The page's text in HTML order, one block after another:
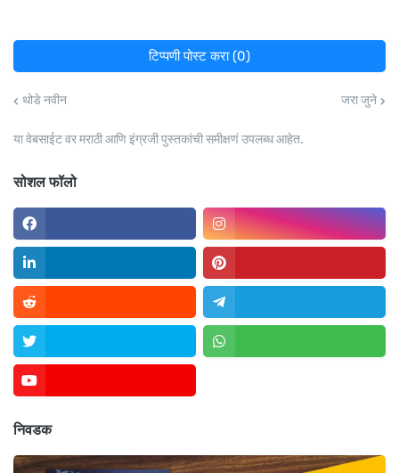
टिप्पणी पोस्ट करा (0)
थोडे नवीन जरा जुने
या वेबसाईट वर मराठी आणि इंग्रजी पुस्तकांची समीक्षणं उपलब्ध आहेत.
सोशल फॉलो
निवडक